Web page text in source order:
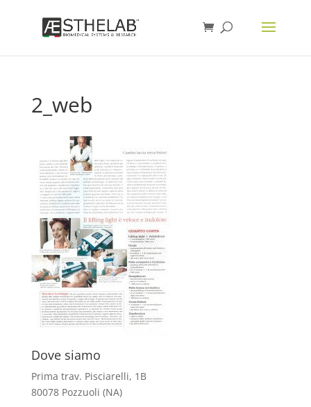
2_web
Dove siamo
Prima trav. Pisciarelli, 1B
80078 Pozzuoli (NA)